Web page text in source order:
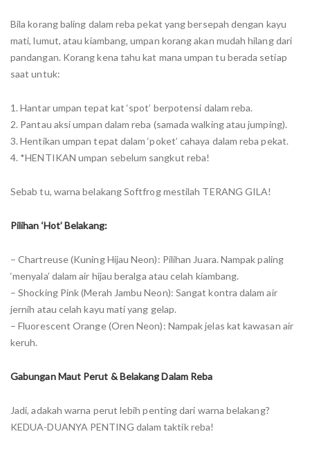
Bila korang baling dalam reba pekat yang bersepah dengan kayu
mati, lumut, atau kiambang, umpan korang akan mudah hilang dari
pandangan. Korang kena tahu kat mana umpan tu berada setiap
saat untuk:
1. Hantar umpan tepat kat ‘spot’ berpotensi dalam reba.
2. Pantau aksi umpan dalam reba (samada walking atau jumping).
3. Hentikan umpan tepat dalam ‘poket’ cahaya dalam reba pekat.
4. *HENTIKAN umpan sebelum sangkut reba!
Sebab tu, warna belakang Softfrog mestilah TERANG GILA!
Pilihan ‘Hot’ Belakang:
– Chartreuse (Kuning Hijau Neon): Pilihan Juara. Nampak paling
‘menyala’ dalam air hijau beralga atau celah kiambang.
– Shocking Pink (Merah Jambu Neon): Sangat kontra dalam air
jernih atau celah kayu mati yang gelap.
– Fluorescent Orange (Oren Neon): Nampak jelas kat kawasan air
keruh.
Gabungan Maut Perut & Belakang Dalam Reba
Jadi, adakah warna perut lebih penting dari warna belakang?
KEDUA-DUANYA PENTING dalam taktik reba!